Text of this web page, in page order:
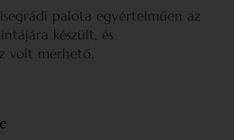
palota egyértelműen az
készült, és
volt mérhető.